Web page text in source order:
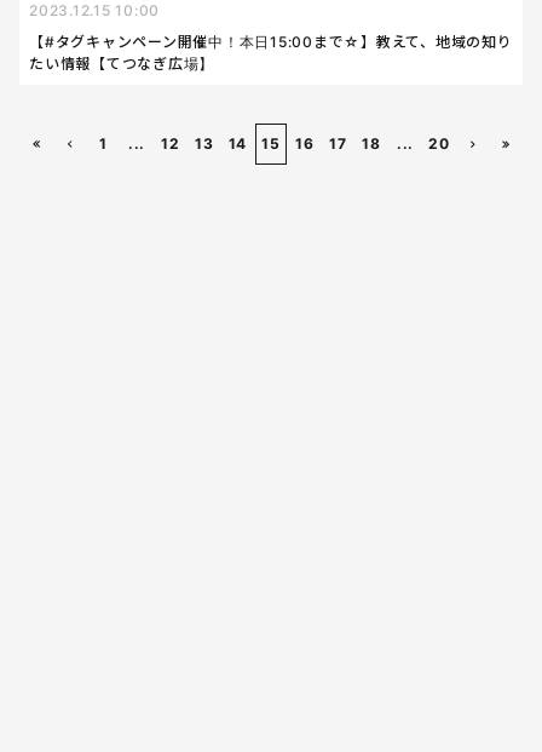
2023.12.15 10:00
【#タグキャンペーン開催中！本日15:00まで☆】教えて、地域の知り
たい情報【てつなぎ広場】
1 ... 12 13 14 15 16 17 18 ... 20